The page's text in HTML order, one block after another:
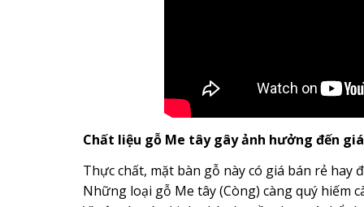
Chất liệu gỗ Me tây gây ảnh hưởng đến
Thực chất, mặt bàn gỗ này có giá bán rẻ hay
Những loại gỗ Me tây (Còng) càng quý hiếm